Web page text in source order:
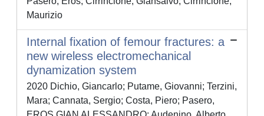
Maurizio
Internal fixation of femour fractures: a
new wireless electromechanical
dynamization system
2020 Dichio, Giancarlo; Putame, Giovanni; Terzini,
Mara; Cannata, Sergio; Costa, Piero; Pasero,